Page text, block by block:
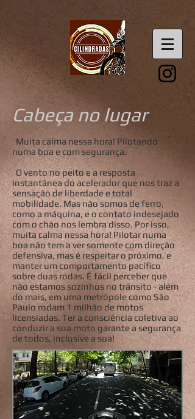
Cabeça no lugar
Muita calma nessa hora! Pilotando
numa boa e com segurança.
O vento no peito e a resposta
instantânea do acelerador que nos traz a
sensação de liberdade e total
mobilidade. Mas não somos de ferro,
como a máquina, e o contato indesejado
com o chão nos lembra disso. Por isso,
muita calma nessa hora! Pilotar numa
boa não tem a ver somente com direção
defensiva, mas é respeitar o próximo, e
manter um comportamento pacífico
sobre duas rodas. É fácil perceber que
não estamos sozinhos no trânsito - além
do mais, em uma metrópole como São
Paulo rodam 1 milhão de motos
licensiadas. Ter a consciência coletiva ao
conduzir a sua moto garante a segurança
de todos, inclusive a sua!